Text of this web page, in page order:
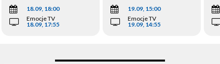
18.09, 18:00
Emocje TV
18.09, 17:55
19.09, 15:00
Emocje TV
19.09, 14:55